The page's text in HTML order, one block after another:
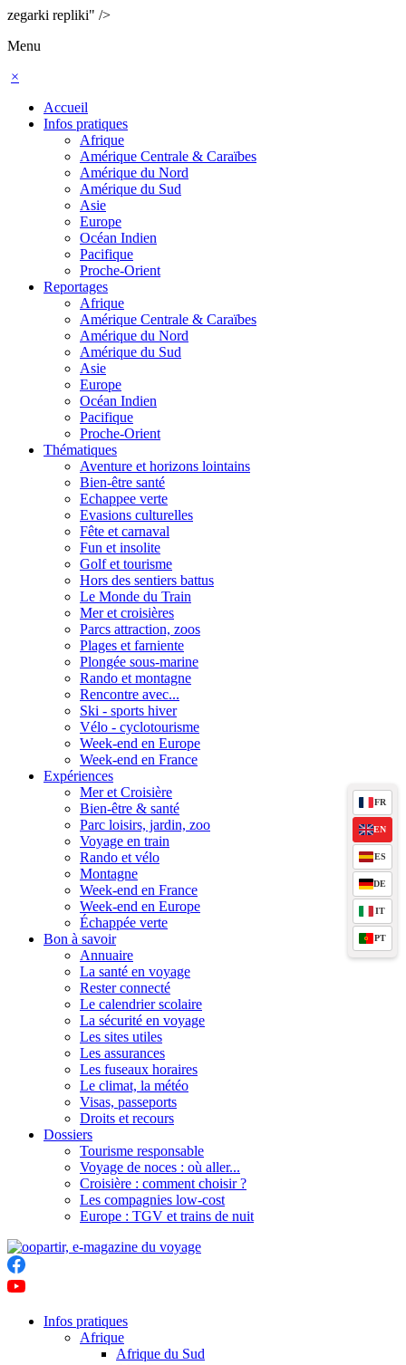
zegarki repliki" />
Menu
×
Accueil
Infos pratiques
Afrique
Amérique Centrale & Caraïbes
Amérique du Nord
Amérique du Sud
Asie
Europe
Océan Indien
Pacifique
Proche-Orient
Reportages
Afrique
Amérique Centrale & Caraïbes
Amérique du Nord
Amérique du Sud
Asie
Europe
Océan Indien
Pacifique
Proche-Orient
Thématiques
Aventure et horizons lointains
Bien-être santé
Echappee verte
Evasions culturelles
Fête et carnaval
Fun et insolite
Golf et tourisme
Hors des sentiers battus
Le Monde du Train
Mer et croisières
Parcs attraction, zoos
Plages et farniente
Plongée sous-marine
Rando et montagne
Rencontre avec...
Ski - sports hiver
Vélo - cyclotourisme
Week-end en Europe
Week-end en France
Expériences
Mer et Croisière
Bien-être & santé
Parc loisirs, jardin, zoo
Voyage en train
Rando et vélo
Montagne
Week-end en France
Week-end en Europe
Échappée verte
Bon à savoir
Annuaire
La santé en voyage
Rester connecté
Le calendrier scolaire
La sécurité en voyage
Les sites utiles
Les assurances
Les fuseaux horaires
Le climat, la météo
Visas, passeports
Droits et recours
Dossiers
Tourisme responsable
Voyage de noces : où aller...
Croisière : comment choisir ?
Les compagnies low-cost
Europe : TGV et trains de nuit
FR
EN
ES
DE
IT
PT
Infos pratiques
Afrique
Afrique du Sud